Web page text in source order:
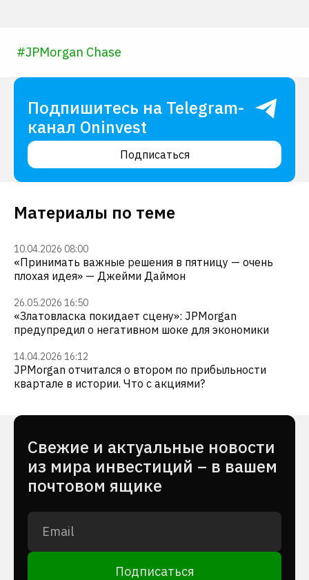
#JPMorgan Chase
Подпишитесь на Telegram-
канал Oninvest
Подписаться
Материалы по теме
10.04.2026 08:00
«Принимать важные решения в пятницу — очень
плохая идея» — Джейми Даймон
26.05.2026 16:50
«Златовласка покидает сцену»: JPMorgan
предупредил о негативном шоке для экономики
14.04.2026 16:12
JPMorgan отчитался о втором по прибыльности
квартале в истории. Что с акциями?
Cвежие и актуальные новости
из мира инвестиций – в вашем
почтовом ящике
Подписаться